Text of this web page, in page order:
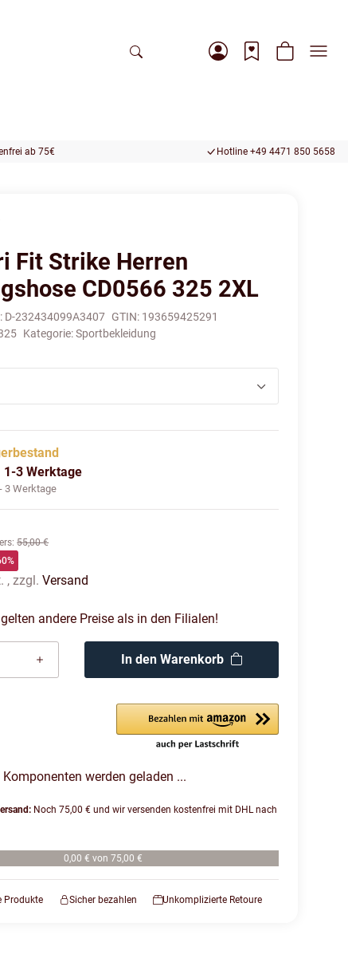
ab 75€ Hotline +49 4471 850 5658
Fit Strike Herren
CD0566 325 2XL
D-232434099A3407 GTIN: 193659425291
Kategorie:Sportbekleidung
3 Werktage
3 Werktage
:55,00 €
, zzgl.Versand
andere Preise als in den Filialen!
In den Warenkorb
Komponenten werden geladen ...
Noch 75,00 € und wir versenden kostenfrei mit DHL nach
0,00 € von 75,00 €
Produkte Sicher bezahlen Unkomplizierte Retoure